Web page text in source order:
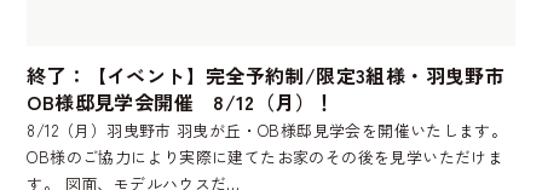
終了：【イベント】完全予約制/限定3組様・羽曳野市
OB様邸見学会開催 8/12（月）！
8/12（月）羽曳野市 羽曳が丘・OB様邸見学会を開催いたします。
OB様のご協力により実際に建てたお家のその後を見学いただけま
す。 図面、モデルハウスだ…